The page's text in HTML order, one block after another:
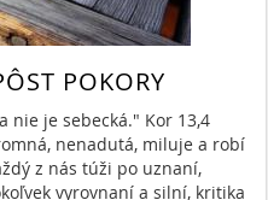
POKORY
nie je sebecká." Kor 13,4
nenadutá, miluje a robí
z nás túži po uznaní,
vyrovnaní a silní, kritika